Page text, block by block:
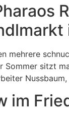
mehrere
Sommer sitzt
im